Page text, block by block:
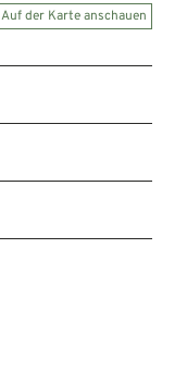
Auf der Karte anschauen